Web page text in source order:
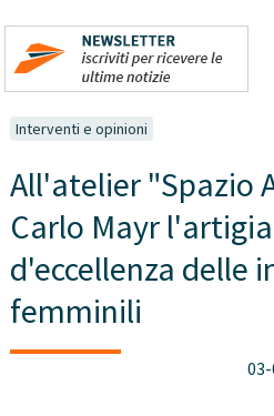
Interventi e opinioni
All'atelier "Spazio
Carlo Mayr
d'eccellenza delle
femminili